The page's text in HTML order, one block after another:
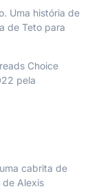
Uma história de
de Teto para
Choice
pela
cabrita de
de Alexis